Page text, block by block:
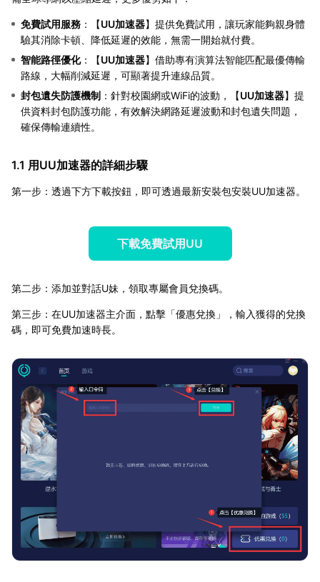
免費試用服務 ：【UU加速器】提供免費試用，讓玩家能夠親身體
驗其消除卡頓、降低延遲的效能，無需一開始就付費。
智能路徑優化：【UU加速器】借助專有演算法智能匹配最優傳輸
路線，大幅削減延遲，可顯著提升連線品質。
封包遺失防護機制 ：針對校園網或WiFi的波動，【UU加速器】提
供資料封包防護功能，有效解決網路延遲波動和封包遺失問題，
確保傳輸連續性。
1.1 用UU加速器的詳細步驟
第一步：透過下方下載按鈕，即可透過最新安裝包安裝UU加速器。
下載免費試用UU
第二步：添加並對話U妹，領取專屬會員兌換碼。
第三步：在UU加速器主介面，點擊「優惠兌換」，輸入獲得的兌換
碼，即可免費加速時長。